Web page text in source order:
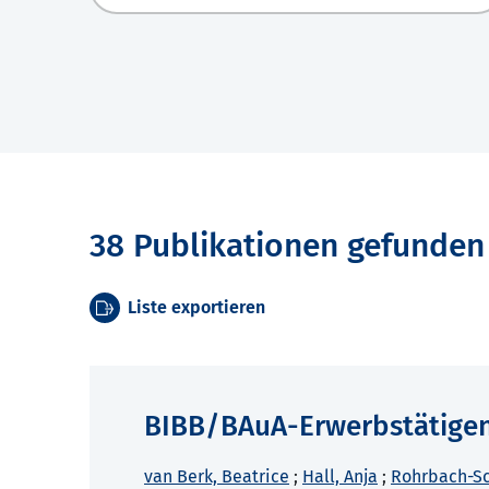
38 Publikationen gefunden
Liste exportieren
BIBB/BAuA-
van Berk, Beatrice ; Hall, Anja ; Rohrbach-